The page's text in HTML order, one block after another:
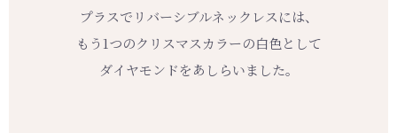
プラスでリバーシブルネックレスには、
もう1つのクリスマスカラーの白色として
ダイヤモンドをあしらいました。